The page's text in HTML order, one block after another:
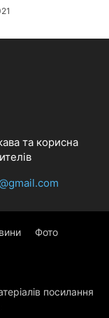
та корисна
Фото
посилання